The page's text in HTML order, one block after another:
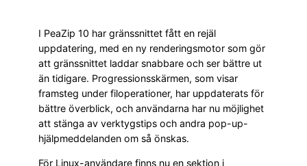
I PeaZip 10 har gränssnittet fått en rejäl
uppdatering, med en ny renderingsmotor som gör
att gränssnittet laddar snabbare och ser bättre ut
än tidigare. Progressionsskärmen, som visar
framsteg under filoperationer, har uppdaterats för
bättre överblick, och användarna har nu möjlighet
att stänga av verktygstips och andra pop-up-
hjälpmeddelanden om så önskas.
För Linux-användare finns nu en sektion i